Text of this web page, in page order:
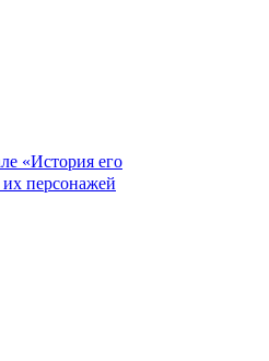
«История его
персонажей